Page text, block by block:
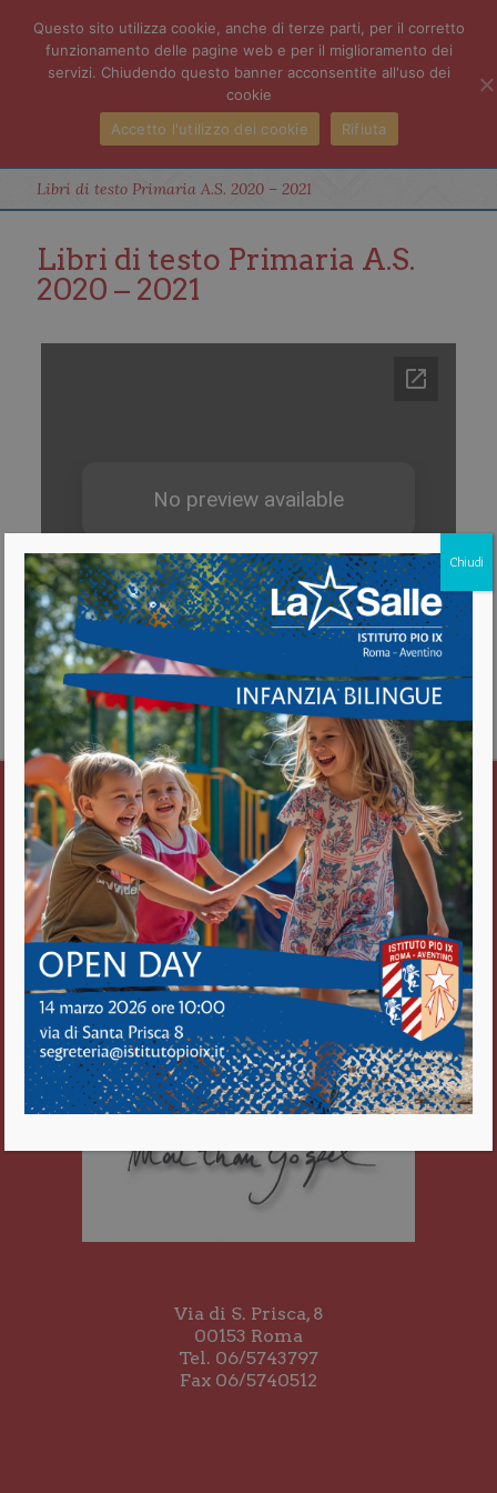
Libri di testo Primaria A.S. 2020 – 2021
Libri di testo Primaria A.S.
2020 – 2021
Download
Istituto Pio IX
Roma Aventino
Fratelli delle Scuole Cristiane
Via di S. Prisca, 8
00153 Roma
Tel. 06/5743797
Fax 06/5740512
Chiudi
Questo sito utilizza cookie, anche di terze parti, per il corretto
funzionamento delle pagine web e per il miglioramento dei
servizi. Chiudendo questo banner acconsentite all'uso dei
cookie
Accetto l'utilizzo dei cookie
Rifiuta